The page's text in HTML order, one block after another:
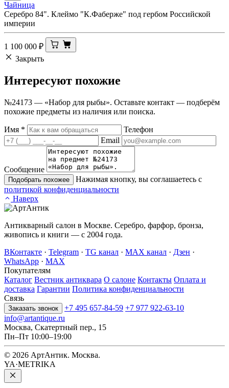
Чайница
Серебро 84". Клеймо "К.Фаберже" под гербом Российской
империи
1 100 000 ₽
Закрыть
Интересуют похожие
№24173 — «Набор для рыбы». Оставьте контакт — подберём
похожие предметы из наличия или поиска.
Имя *
Телефон
Email
Сообщение
Подобрать похожее
Нажимая кнопку, вы соглашаетесь с
политикой конфиденциальности
Наверх
Антикварный салон в Москве. Серебро, фарфор, бронза,
живопись и книги — с 2004 года.
ВКонтакте · Telegram · TG канал · MAX канал · Дзен ·
WhatsApp · MAX
Покупателям
Каталог Вестник антиквара О салоне Контакты Оплата и
доставка Гарантии Политика конфиденциальности
Связь
Заказать звонок +7 495 657-84-59 +7 977 922-63-10
info@artantique.ru
Москва, Скатертный пер., 15
Пн–Пт 10:00–19:00
© 2026 АртАнтик. Москва.
YA·METRIKA